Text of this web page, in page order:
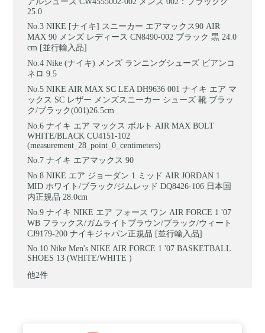
25.0
NIKE [ナイキ] スニーカー エアマックス90 AIR
MAX 90 メンズ レディース CN8490-002 ブラック 黒 24.0
cm [並行輸入品]
Nike (ナイキ) メンズ ランニングシューズ ビアンコ
ネロ 9.5
NIKE AIR MAX SC LEA DH9636 001 ナイキ エア マ
ックス SC レザー メンズスニーカー シューズ 靴 ブラッ
ク/ブラック(001)26.5cm
ナイキ エア マックス ボルト AIR MAX BOLT
WHITE/BLACK CU4151-102
(measurement_28_point_0_centimeters)
ナイキ エアマックス 90
NIKE エア ジョーダン 1 ミッド AIR JORDAN 1
MID ホワイト/ブラック/ジムレッド DQ8426-106 日本国
内正規品 28.0cm
ナイキ NIKE エア フォース ワン AIR FORCE 1 '07
WB フラックス/ガムライトブラウン/ブラック/ウィート
CJ9179-200 ナイキジャパン正規品 [並行輸入品]
Nike Men's NIKE AIR FORCE 1 '07 BASKETBALL
SHOES 13 (WHITE/WHITE )
他2件